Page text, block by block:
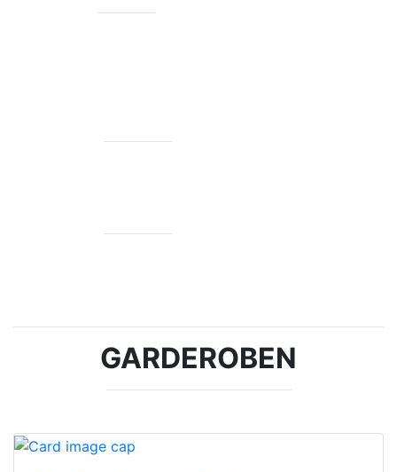
GARDEROBEN